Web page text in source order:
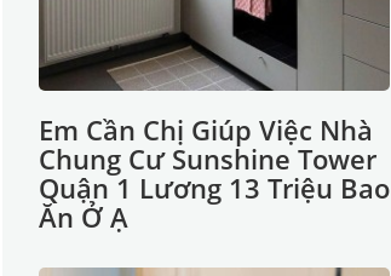
Em Cần Chị Giúp Việc Nhà
Chung Cư Sunshine Tower
Quận 1 Lương 13 Triệu Bao
Ăn Ở Ạ